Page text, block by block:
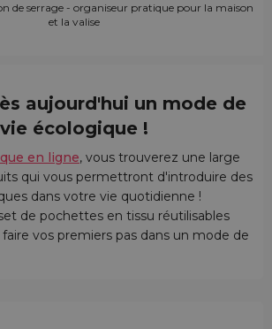
de serrage - organiseur pratique pour la maison
et la valise
aujourd'hui un mode de
vie écologique !
en ligne, vous trouverez une large
qui vous permettront d'introduire des
dans votre vie quotidienne !
de pochettes en tissu réutilisables
vos premiers pas dans un mode de